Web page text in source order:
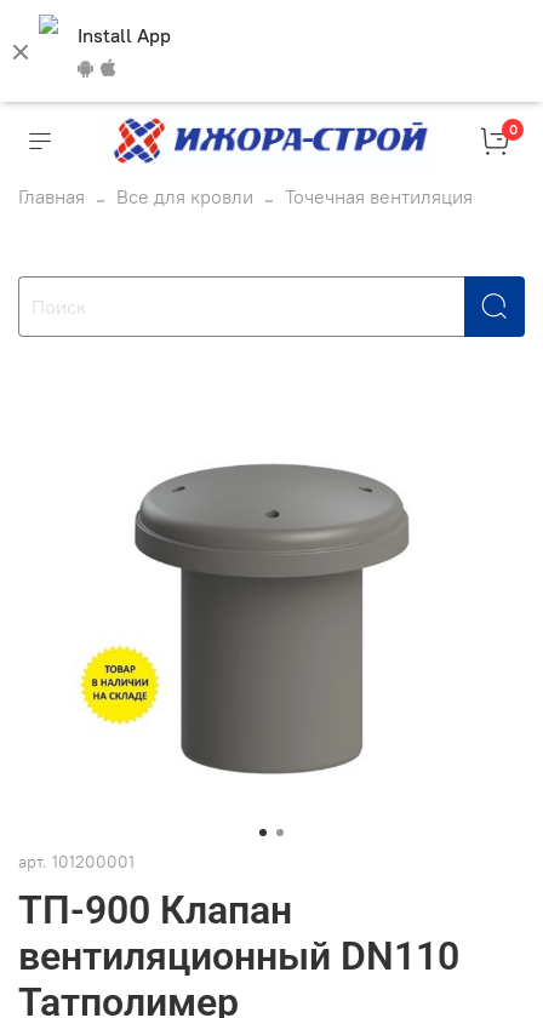
Install App
0
Главная Все для кровли Точечная вентиляция
арт. 101200001
ТП-900 Клапан
вентиляционный DN110
Татполимер